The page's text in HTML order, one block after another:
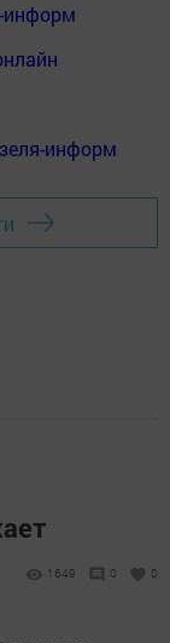
информ
информ
1649 0 0